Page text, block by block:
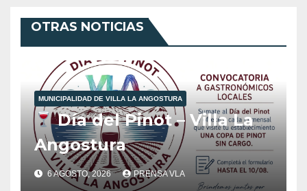
OTRAS NOTICIAS
MUNICIPALIDAD DE VILLA LA ANGOSTURA
Día del Pinot – Villa La
Angostura
6 AGOSTO, 2026 PRENSA VLA